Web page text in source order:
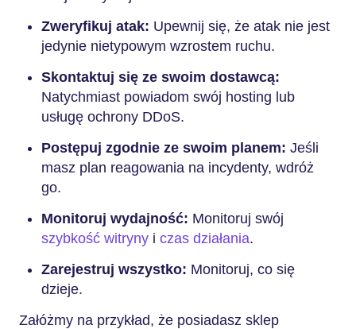
Zweryfikuj atak: Upewnij się, że atak nie jest
jedynie nietypowym wzrostem ruchu.
Skontaktuj się ze swoim dostawcą:
Natychmiast powiadom swój hosting lub
usługę ochrony DDoS.
Postępuj zgodnie ze swoim planem: Jeśli
masz plan reagowania na incydenty, wdróż
go.
Monitoruj wydajność: Monitoruj swój
szybkość witryny i czas działania.
Zarejestruj wszystko: Monitoruj, co się
dzieje.
Załóżmy na przykład, że posiadasz sklep